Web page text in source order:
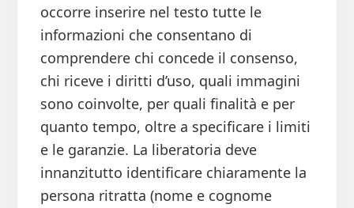
occorre inserire nel testo tutte le
informazioni che consentano di
comprendere chi concede il consenso,
chi riceve i diritti d’uso, quali immagini
sono coinvolte, per quali finalità e per
quanto tempo, oltre a specificare i limiti
e le garanzie. La liberatoria deve
innanzitutto identificare chiaramente la
persona ritratta (nome e cognome